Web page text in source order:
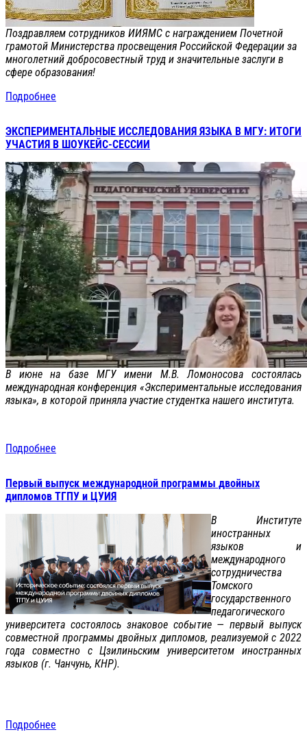
Поздравляем сотрудников ИИЯМС с награждением Почетной
грамотой Министерства просвещения Российской Федерации за
многолетний добросовестный труд и значительные заслуги в
сфере образования!
Подробнее
ЭКСПЕРИМЕНТАЛЬНЫЕ ИССЛЕДОВАНИЯ ЯЗЫКА В МГУ: ИТОГИ
УЧАСТИЯ В ШОУКЕЙС-СЕССИИ
В июне на базе МГУ имени М.В. Ломоносова состоялась
международная конференция «Экспериментальные исследования
языка», в которой приняла участие студентка нашего института.
Подробнее
Первый выпуск международной программы двойных
дипломов ТГПУ и ЦУИЯ
В Институте
иностранных
языков и
международного
сотрудничества
Томского
государственного
педагогического
университета состоялось знаковое событие — первый выпуск
совместной программы двойных дипломов, реализуемой с 2022
года совместно с Цзилиньским университетом иностранных
языков (г. Чанчунь, КНР).
Подробнее